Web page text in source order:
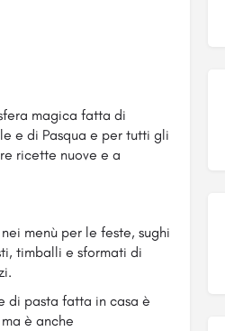
magica fatta di
e di Pasqua e per tutti gli
ricette nuove e a
menù per le feste, sughi
timballi e sformati di
di pasta fatta in casa è
è anche